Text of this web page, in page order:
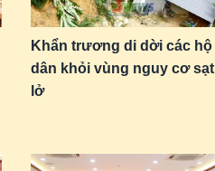
Khẩn trương di dời các hộ
dân khỏi vùng nguy cơ sạt
lở